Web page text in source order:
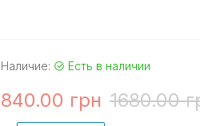
Наличие: Есть в наличии
840.00 грн 1680.00